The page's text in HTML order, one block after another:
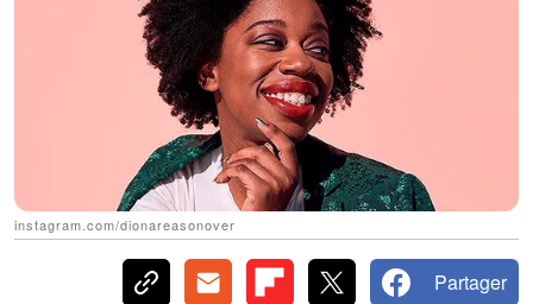
instagram.com/dionareasonover
Partager